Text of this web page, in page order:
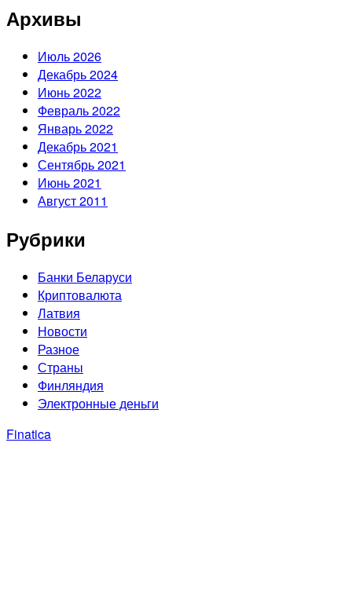
Архивы
Июль 2026
Декабрь 2024
Июнь 2022
Февраль 2022
Январь 2022
Декабрь 2021
Сентябрь 2021
Июнь 2021
Август 2011
Рубрики
Банки Беларуси
Криптовалюта
Латвия
Новости
Разное
Страны
Финляндия
Электронные деньги
Finatica